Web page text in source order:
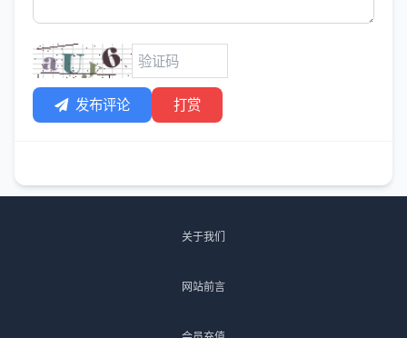
发布评论 打赏
关于我们
网站前言